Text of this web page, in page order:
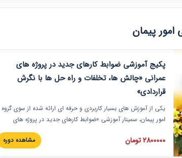
پیمان
پکیج آموزشی ضوابط کارهای جدید در پروژه های
عمرانی «چالش ها، تخلفات و راه حل ها با نگرش
قراردادی»
یکی از آموزش‏‏‏‏‏‏ های بسیار کاربردی و حرفه‏ ای ارائه شده از سوی گروه
امور پیمان، سمینار آموزشی «ضوابط کارهای جدید در پروژه های
عمرانی» چالش ها، تخلفات و راه حل ها با نگرش قراردادی است که
در محل سندیکای شرکت های ساختمانی کشور ارائه شد. در این
2800000 تومان مشاهده دوره